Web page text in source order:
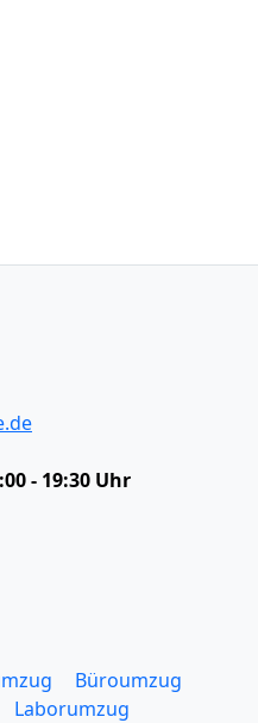
- 19:30 Uhr
Büroumzug
Laborumzug